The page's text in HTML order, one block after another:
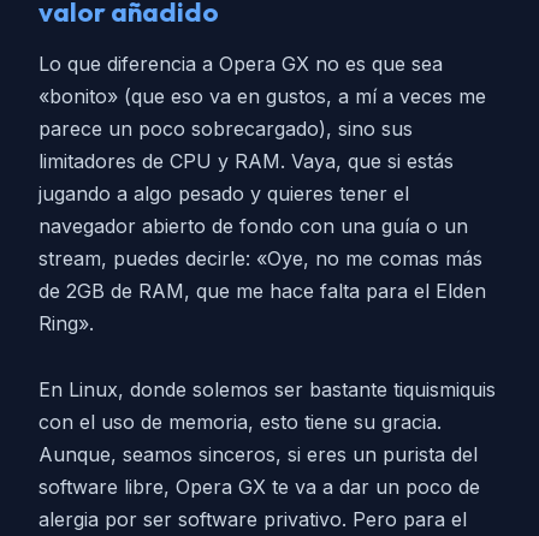
valor añadido
Lo que diferencia a Opera GX no es que sea
«bonito» (que eso va en gustos, a mí a veces me
parece un poco sobrecargado), sino sus
limitadores de CPU y RAM. Vaya, que si estás
jugando a algo pesado y quieres tener el
navegador abierto de fondo con una guía o un
stream, puedes decirle: «Oye, no me comas más
de 2GB de RAM, que me hace falta para el Elden
Ring».
En Linux, donde solemos ser bastante tiquismiquis
con el uso de memoria, esto tiene su gracia.
Aunque, seamos sinceros, si eres un purista del
software libre, Opera GX te va a dar un poco de
alergia por ser software privativo. Pero para el